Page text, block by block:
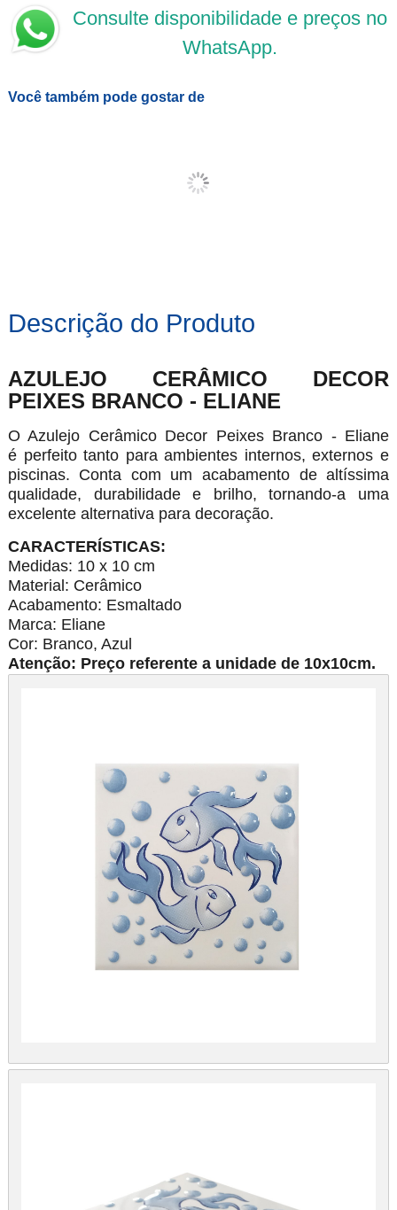
Consulte disponibilidade e preços no
WhatsApp.
Você também pode gostar de
Descrição do Produto
AZULEJO CERÂMICO DECOR
PEIXES BRANCO - ELIANE
O Azulejo Cerâmico Decor Peixes Branco - Eliane
é perfeito tanto para ambientes internos, externos e
piscinas. Conta com um acabamento de altíssima
qualidade, durabilidade e brilho, tornando-a uma
excelente alternativa para decoração.
CARACTERÍSTICAS:
Medidas: 10 x 10 cm
Material: Cerâmico
Acabamento: Esmaltado
Marca: Eliane
Cor: Branco, Azul
Atenção: Preço referente a unidade de 10x10cm.